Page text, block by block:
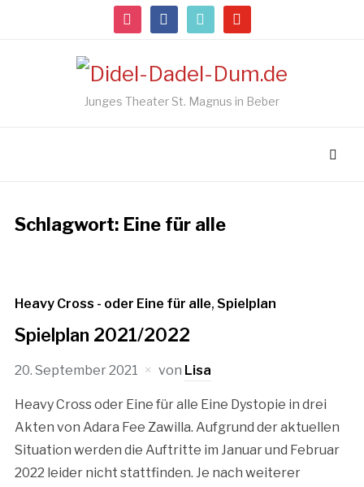
instagramfacebooktiktok youtube
Junges Theater St. Magnus in Beber
Schlagwort: Eine für alle
Heavy Cross - oder Eine für alle, Spielplan
Spielplan 2021/2022
20. September 2021 von Lisa
Heavy Cross oder Eine für alle Eine Dystopie in drei
Akten von Adara Fee Zawilla. Aufgrund der aktuellen
Situation werden die Auftritte im Januar und Februar
2022 leider nicht stattfinden. Je nach weiterer